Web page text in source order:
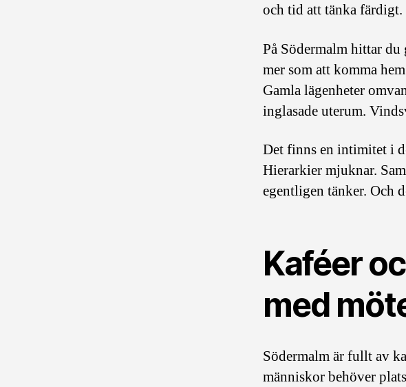
och tid att tänka färdigt.
På Södermalm hittar
mer som att komma
Gamla lägenheter
inglasade uterum.
Det finns en intimitet i
Hierarkier mjuknar.
egentligen tänker. Och
Kaféer
med
Södermalm är fullt av
människor behöver